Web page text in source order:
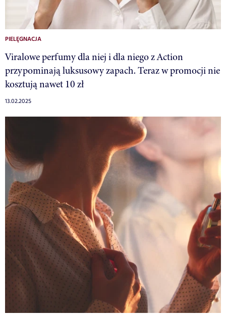
PIELĘGNACJA
Viralowe perfumy dla niej i dla niego z Action
przypominają luksusowy zapach. Teraz w promocji nie
kosztują nawet 10 zł
13.02.2025